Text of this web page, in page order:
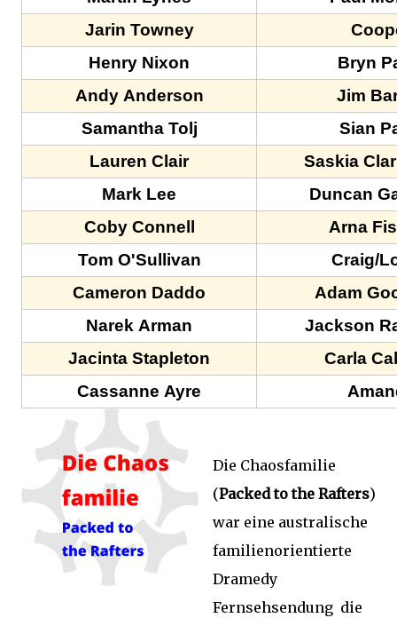
Jarin Towney
Henry Nixon
Bryn
Andy Anderson
Jim
Samantha Tolj
Sian
Lauren Clair
Saskia
Mark Lee
Duncan
Coby Connell
Arna
Tom O'Sullivan
Craig/
Cameron Daddo
Adam
Narek Arman
Jackson
Jacinta Stapleton
Carla
Cassanne Ayre
Die Chaosfamilie
(Packed to the Rafters)
war eine australische
familienorientierte
Dramedy
Fernsehsendung die